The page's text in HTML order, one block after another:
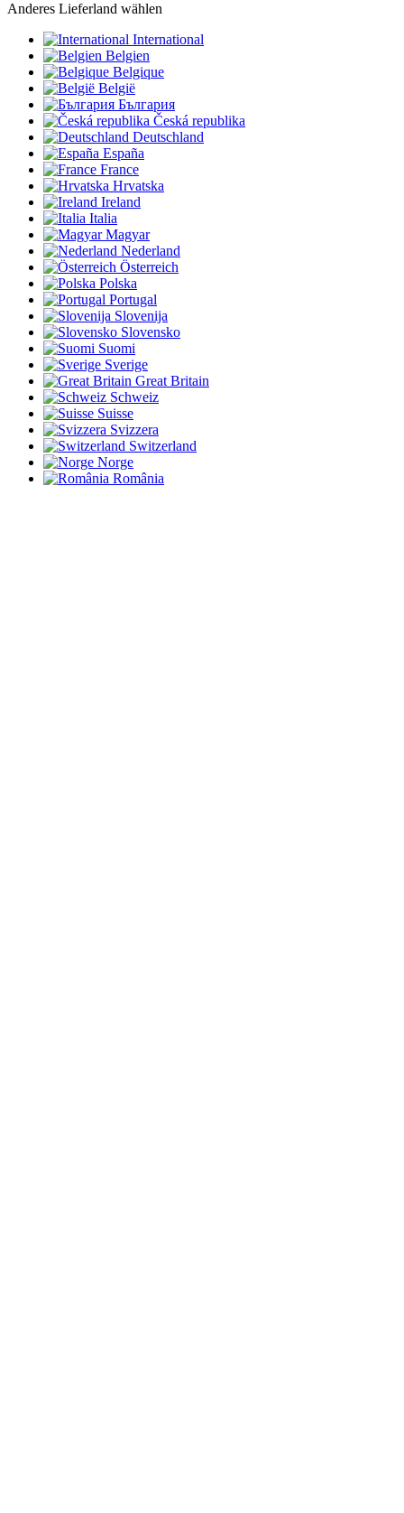
Anderes Lieferland wählen
International
Belgien
Belgique
België
България
Česká republika
Deutschland
España
France
Hrvatska
Ireland
Italia
Magyar
Nederland
Österreich
Polska
Portugal
Slovenija
Slovensko
Suomi
Sverige
Great Britain
Schweiz
Suisse
Svizzera
Switzerland
Norge
România